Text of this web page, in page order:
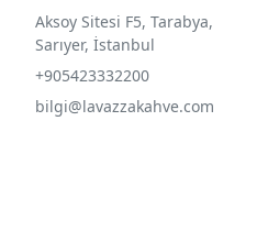
Aksoy Sitesi F5, Tarabya,
Sarıyer, İstanbul
+905423332200
bilgi@lavazzakahve.com